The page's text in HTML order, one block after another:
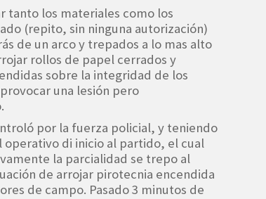
tanto los materiales como los
(repito, sin ninguna autorización)
de un arco y trepados a lo mas alto
rollos de papel cerrados y
sobre la integridad de los
una lesión pero
por la fuerza policial, y teniendo
di inicio al partido, el cual
la parcialidad se trepo al
de arrojar pirotecnia encendida
de campo. Pasado 3 minutos de